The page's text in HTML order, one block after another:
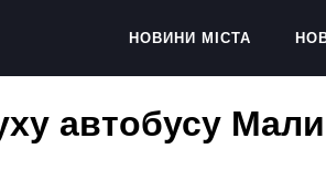
НОВИНИ МІСТА
автобусу